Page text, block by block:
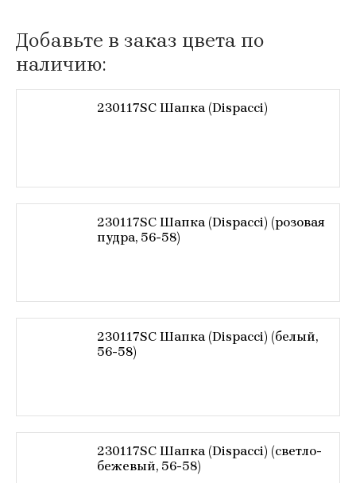
Добавьте в заказ цвета по
наличию:
230117SC Шапка (Dispacci)
230117SC Шапка (Dispacci) (розовая
пудра, 56-58)
230117SC Шапка (Dispacci) (белый,
56-58)
230117SC Шапка (Dispacci) (светло-
бежевый, 56-58)